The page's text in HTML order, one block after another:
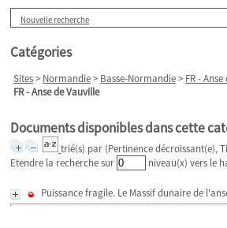
Nouvelle recherche
Catégories
Sites> Normandie> Basse-Normandie> FR -
FR - Anse de Vauville
Documents disponibles dans cette
trié(s) par (Pertinence décroissant(e),
Etendre la recherche sur
niveau(x) vers le
Puissance fragile. Le Massif dunaire de